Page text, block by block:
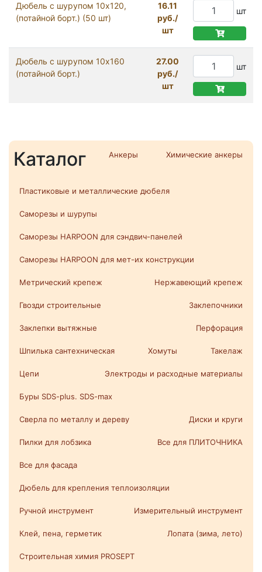
Каталог Анкеры Химические анкеры
Пластиковые и металлические дюбеля
Саморезы и шурупы
Саморезы HARPOON для сэндвич-панелей
Саморезы HARPOON для мет-их конструкции
Метрический крепеж Нержавеющий крепеж
Гвозди строительные Заклепочники
Заклепки вытяжные Перфорация
Шпилька сантехническая Хомуты Такелаж
Цепи Электроды и расходные материалы
Буры SDS-plus. SDS-max
Сверла по металлу и дереву Диски и круги
Пилки для лобзика Все для ПЛИТОЧНИКА
Все для фасада
Дюбель для крепления теплоизоляции
Ручной инструмент Измерительный инструмент
Клей, пена, герметик Лопата (зима, лето)
Строительная химия PROSEPT
Дюбель с шурупом 10х120,
(потайной борт.) (50 шт)
16.11
руб./
шт
шт
Дюбель с шурупом 10х160
(потайной борт.)
27.00
руб./
шт
шт